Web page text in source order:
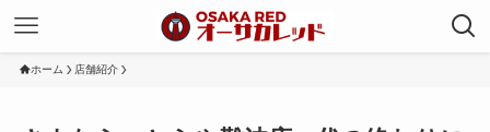
ホーム 店舗紹介